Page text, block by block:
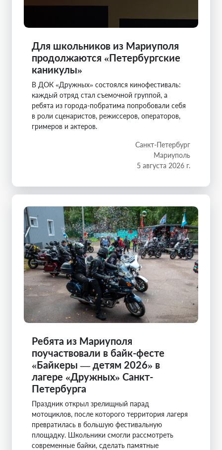
Для школьников из Мариуполя
продолжаются «Петербургские
каникулы»
В ДОК «Дружных» состоялся кинофестиваль:
каждый отряд стал съемочной группой, а
ребята из города-побратима попробовали себя
в роли сценаристов, режиссеров, операторов,
гримеров и актеров.
Санкт-Петербург
Мариуполь
5 августа 2026 г.
Ребята из Мариуполя
поучаствовали в байк-фесте
«Байкеры — детям 2026» в
лагере «Дружных» Санкт-
Петербурга
Праздник открыл зрелищный парад
мотоциклов, после которого территория лагеря
превратилась в большую фестивальную
площадку. Школьники смогли рассмотреть
современные байки, сделать памятные